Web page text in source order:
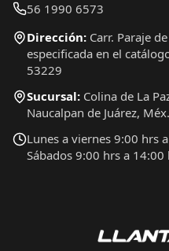
56 1990 6573
Dirección: Carr. Paraje
especificada en el
53229
Sucursal: Colina de La
Naucalpan de Juárez, Méx.
Lunes a viernes 9:00 hrs
Sábados 9:00 hrs a 14:00